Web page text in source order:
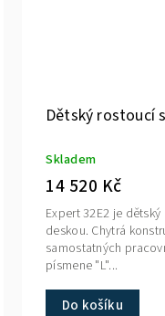
Dětský rostoucí
Skladem
14 520 Kč
Do košíku
Expert 32E2 je
deskou. Chytrá
samostatných
písmene "L"...